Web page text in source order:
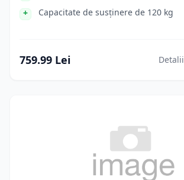
Capacitate de susținere de 120 kg
759.99 Lei Detalii